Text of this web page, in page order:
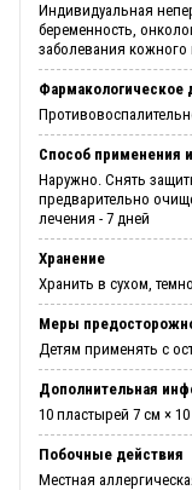
Индивидуальная
беременность,
заболевания кожного
Фармакологическое
Способ применения
Наружно. Снять
предварительно
лечения - 7 дней
Хранение
Хранить в сухом,
Меры
Детям применять с
Дополнительная
10 пластырей 7 см ×
Побочные действия
Местная